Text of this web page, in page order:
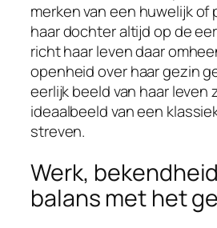
merken van een huwelijk of
haar dochter altijd op de
richt haar leven daar
openheid over haar gezin
eerlijk beeld van haar leven
ideaalbeeld van een
streven.
Werk,
balans met het